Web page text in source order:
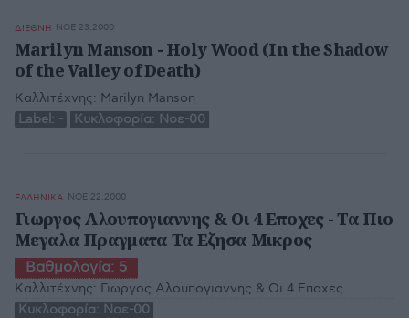
ΔΙΕΘΝΗ ΝΟΕ 23,2000
Marilyn Manson - Holy Wood (In the Shadow
of the Valley of Death)
Καλλιτέχνης: Marilyn Manson
Label: - Κυκλοφορία: Νοε-00
ΕΛΛΗΝΙΚΑ ΝΟΕ 22,2000
Γιωργος Αλουπογιαννης & Οι 4 Εποχες - Τα Πιο
Μεγαλα Πραγματα Τα Εζησα Μικρος
Βαθμολογία: 5
Καλλιτέχνης: Γιωργος Αλουπογιαννης & Οι 4 Εποχες
Κυκλοφορία: Νοε-00